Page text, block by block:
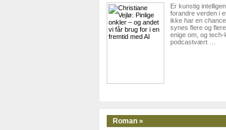
Er kunstig
forandre verden i
ikke har en
synes flere og
enige om, og
podcastvært …
Roman »